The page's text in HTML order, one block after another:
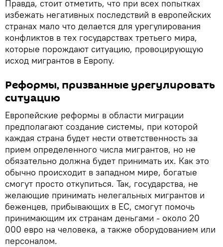
Правда, стоит отметить, что при всех попытках
избежать негативных последствий в европейских
странах мало что делается для урегулирования
конфликтов в тех государствах третьего мира,
которые порождают ситуацию, провоцирующую
исход мигрантов в Европу.
Реформы, призванные урегулировать
ситуацию
Европейские реформы в области миграции
предполагают создание системы, при которой
каждая страна будет нести ответственность за
прием определенного числа мигрантов, но не
обязательно должна будет принимать их. Как это
обычно происходит в западном мире, богатые
смогут просто откупиться. Так, государства, не
желающие принимать нелегальных мигрантов и
беженцев, прибывающих в ЕС, смогут помочь
принимающим их странам деньгами - около 20
000 евро на человека, а также оборудованием или
персоналом.